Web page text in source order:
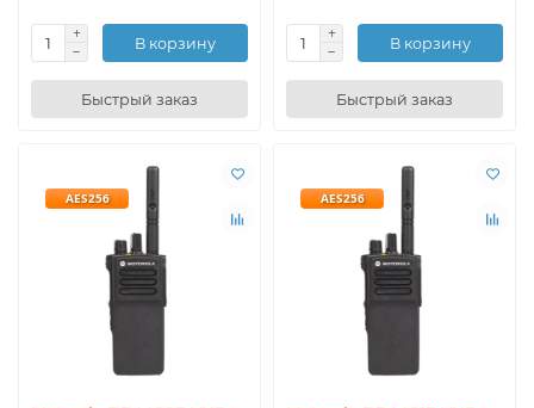
В корзину
Быстрый заказ
В корзину
Быстрый заказ
AES256 AES256